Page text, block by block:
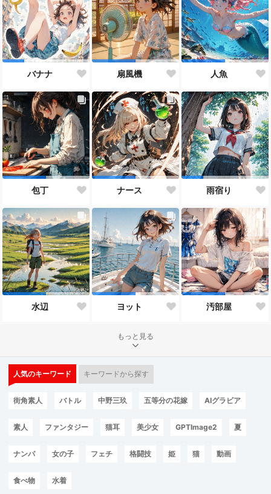
バナナ 扇風機 人魚
包丁 ナース 雨宿り
水辺 ヨット 汚部屋
もっと見る
人気のキーワード キーワードから探す
街角素人 バトル 中野三玖 五等分の花嫁 AIグラビア
素人 ファンタジー 猫耳 美少女 GPTImage2 夏
ナンパ 女の子 フェチ 格闘技 姫 猫 動画
食べ物 水着